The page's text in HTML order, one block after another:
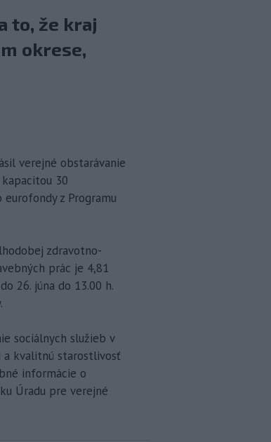
to, že kraj
okrese,
verejné obstarávanie
30
z Programu
zdravotno-
prác je 4,81
26. júna do 13.00 h.
sociálnych služieb v
a kvalitnú starostlivosť
informácie o
Úradu pre verejné